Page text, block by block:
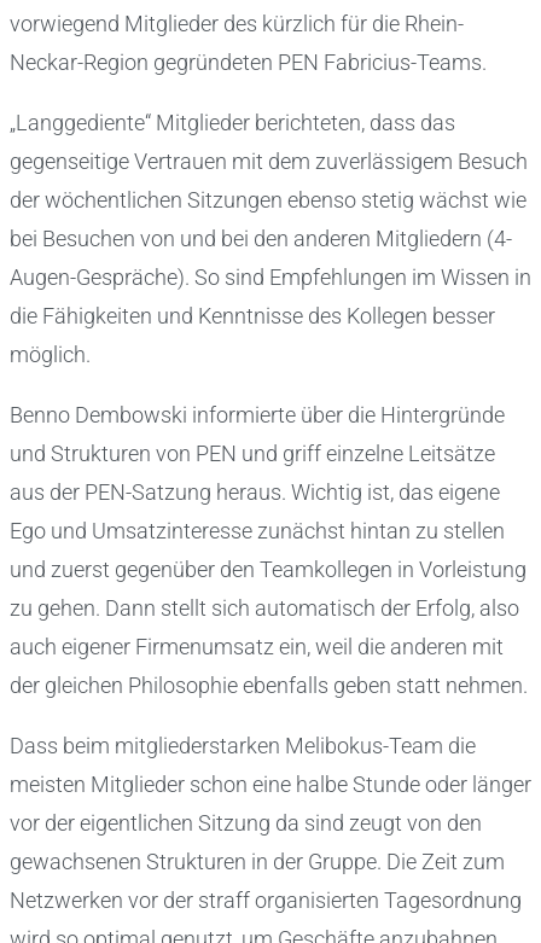
vorwiegend Mitglieder des kürzlich für die Rhein-
Neckar-Region gegründeten PEN Fabricius-Teams.
„Langgediente“ Mitglieder berichteten, dass das
gegenseitige Vertrauen mit dem zuverlässigem Besuch
der wöchentlichen Sitzungen ebenso stetig wächst wie
bei Besuchen von und bei den anderen Mitgliedern (4-
Augen-Gespräche). So sind Empfehlungen im Wissen in
die Fähigkeiten und Kenntnisse des Kollegen besser
möglich.
Benno Dembowski informierte über die Hintergründe
und Strukturen von PEN und griff einzelne Leitsätze
aus der PEN-Satzung heraus. Wichtig ist, das eigene
Ego und Umsatzinteresse zunächst hintan zu stellen
und zuerst gegenüber den Teamkollegen in Vorleistung
zu gehen. Dann stellt sich automatisch der Erfolg, also
auch eigener Firmenumsatz ein, weil die anderen mit
der gleichen Philosophie ebenfalls geben statt nehmen.
Dass beim mitgliederstarken Melibokus-Team die
meisten Mitglieder schon eine halbe Stunde oder länger
vor der eigentlichen Sitzung da sind zeugt von den
gewachsenen Strukturen in der Gruppe. Die Zeit zum
Netzwerken vor der straff organisierten Tagesordnung